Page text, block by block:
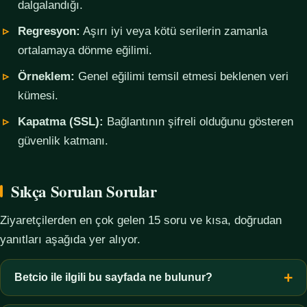
dalgalandığı.
Regresyon: Aşırı iyi veya kötü serilerin zamanla
ortalamaya dönme eğilimi.
Örneklem: Genel eğilimi temsil etmesi beklenen veri
kümesi.
Kapatma (SSL): Bağlantının şifreli olduğunu gösteren
güvenlik katmanı.
Sıkça Sorulan Sorular
Ziyaretçilerden en çok gelen 15 soru ve kısa, doğrudan
yanıtları aşağıda yer alıyor.
Betcio ile ilgili bu sayfada ne bulunur?
Bu sayfada yalnızca kavramsal bilgi, terim açıklamaları, veri